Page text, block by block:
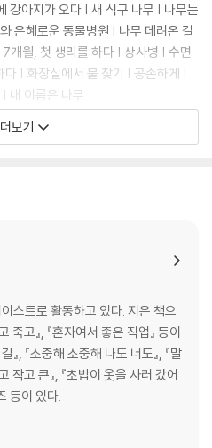
서 조금씩 변해가는 삶을 자세하게
우리는 나와 다른 생명들을 어떻게 이
‘나무’가 한 가족에게 세상의 또 다른
랑의 씨앗이 얼마나 큰 세상을 가져
강아지가 오다 | 새 식구 나무 | 나무는
은혜로운 동물병원 | 나무 데려온 걸
개월, 첫 생리를 하다 | 상사병 | 수면
| 화장실에서 물 찾기 | 공손하게 |
내 이름은 나무
있다
병원 개예요? | 개의 사회성, 얻다 써
소관 | 우리 집에 오게 된 핑크 | 이번엔
무 | 동물병원에서 | 정하와 나무, 1년
다 | 백내장이라고요? | 동물 전문 안
어도 괜찮아요 | 개모차 | 개집 | 독심
름 아닌 사랑과 자유
보기
스트로 활동하고 있다. 지은 책으
죽고』, 『혼자여서 좋은 직업』 등이
, 『소중해 소중해 나도 너도』, 『말
작고 큰』, 『초밥이 옷을 사러 갔어
등이 있다.